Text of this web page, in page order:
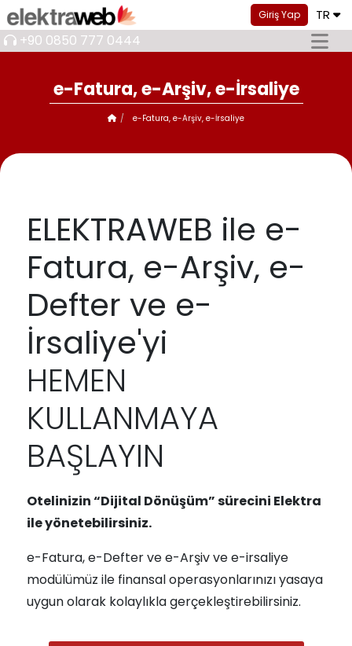
Giriş Yap TR
+90 0850 777 0444
e-Fatura, e-Arşiv, e-İrsaliye
e-Fatura, e-Arşiv, e-İrsaliye
ELEKTRAWEB ile e-
Fatura, e-Arşiv, e-
Defter ve e-
İrsaliye'yi
HEMEN
KULLANMAYA
BAŞLAYIN
Otelinizin “Dijital Dönüşüm” sürecini Elektra
ile yönetebilirsiniz.
e-Fatura, e-Defter ve e-Arşiv ve e-irsaliye
modülümüz ile finansal operasyonlarınızı yasaya
uygun olarak kolaylıkla gerçekleştirebilirsiniz.